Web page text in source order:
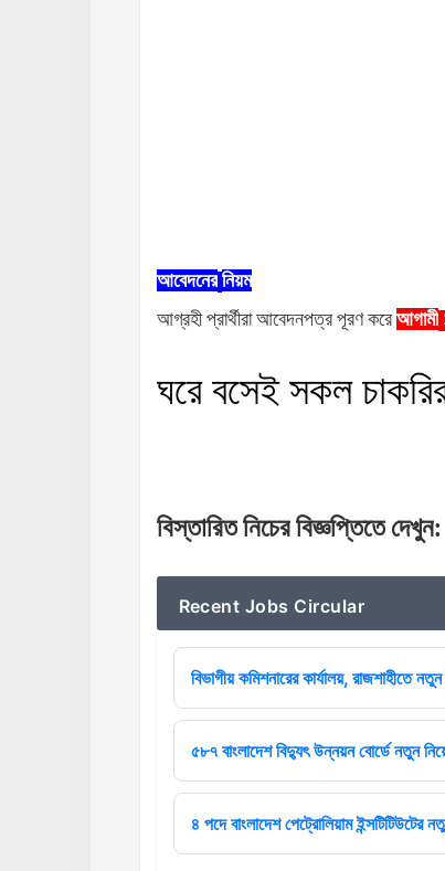
আবেদনের নিয়ম
আগ্রহী প্রার্থীরা আবেদনপত্র পূরণ করে আগামী
ঘরে বসেই সকল
বিস্তারিত নিচের বিজ্ঞপ্তিতে দেখুন:
Recent Jobs Circular
বিভাগীয় কমিশনারের কার্যালয়, রাজশাহীতে
৫৮৭ বাংলাদেশ বিদ্যুৎ উন্নয়ন বোর্ডে নতুন
৪ পদে বাংলাদেশ পেট্রোলিয়াম ইন্সটিটিউটের